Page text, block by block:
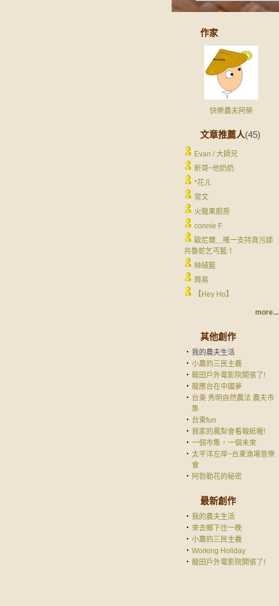
作家
快樂農夫阿榮
文章推薦人(45)
Evan / 大師兄
昕哥~他奶奶
*花ㄦ
常文
火龍果廚房
connie F
歐尼爾＿唯一支持貪污舔
共魯蛇乞丐藍！
絲絨藍
周易
【Hey Ho】
more...
其他創作
‧ 我的農夫生活
‧ 小農的三民主義
‧ 龍田戶外電影院開張了!
‧ 龍應台在中國夢
‧ 台東 秀明自然農法 農夫市
集
‧ 台東fun
‧ 我家的鳳梨會看報紙喔!
‧ 一個市集，一個未來
‧ 太平洋左岸~台東漁場音樂
會
‧ 阿勃勒花的秘密
最新創作
‧ 我的農夫生活
‧ 來去鄉下住一晚
‧ 小農的三民主義
‧ Working Holiday
‧ 龍田戶外電影院開張了!